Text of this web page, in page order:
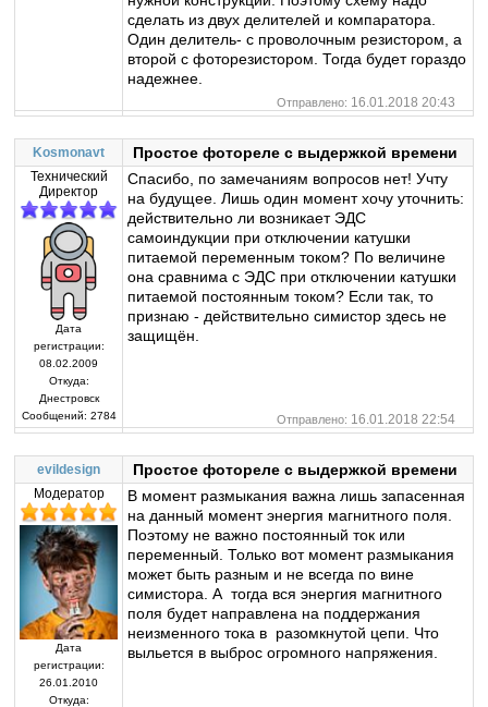
сделать из двух делителей и компаратора.
Один делитель- с проволочным резистором, а
второй с фоторезистором. Тогда будет гораздо
надежнее.
Отправлено: 16.01.2018 20:43
Kosmonavt Простое фотореле с выдержкой времени
Технический
Директор
Дата
регистрации:
08.02.2009
Откуда:
Днестровск
Сообщений: 2784
Спасибо, по замечаниям вопросов нет! Учту
на будущее. Лишь один момент хочу уточнить:
действительно ли возникает ЭДС
самоиндукции при отключении катушки
питаемой переменным током? По величине
она сравнима с ЭДС при отключении катушки
питаемой постоянным током? Если так, то
признаю - действительно симистор здесь не
защищён.
Отправлено: 16.01.2018 22:54
evildesign Простое фотореле с выдержкой времени
Модератор
Дата
регистрации:
26.01.2010
Откуда:
В момент размыкания важна лишь запасенная
на данный момент энергия магнитного поля.
Поэтому не важно постоянный ток или
переменный. Только вот момент размыкания
может быть разным и не всегда по вине
симистора. А тогда вся энергия магнитного
поля будет направлена на поддержания
неизменного тока в разомкнутой цепи. Что
выльется в выброс огромного напряжения.